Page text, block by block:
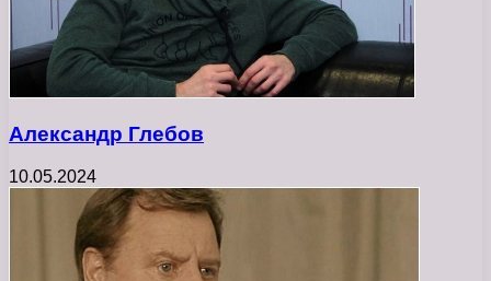
Александр Глебов
10.05.2024